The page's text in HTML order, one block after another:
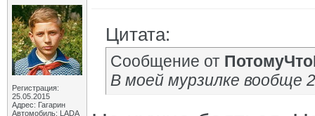
Регистрация:
25.05.2015
Адрес: Гагарин
Автомобиль: LADA
Цитата:
Сообщение от
В моей мурзилке вообще